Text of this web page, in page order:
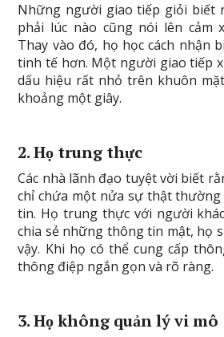
Những người giao tiếp giỏi biết
phải lúc nào cũng nói lên cảm
Thay vào đó, họ học cách nhận
tinh tế hơn. Một người giao tiếp
dấu hiệu rất nhỏ trên khuôn
khoảng một giây.
2. Họ trung thực
Các nhà lãnh đạo tuyệt vời biết
chỉ chứa một nửa sự thật
tin. Họ trung thực với người
chia sẻ những thông tin mật, họ
vậy. Khi họ có thể cung cấp
thông điệp ngắn gọn và rõ ràng.
3. Họ không quản lý vi mô